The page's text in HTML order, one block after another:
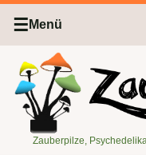
☰ Menü
Zauberpilze,